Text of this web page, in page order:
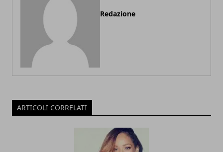
Redazione
ARTICOLI CORRELATI